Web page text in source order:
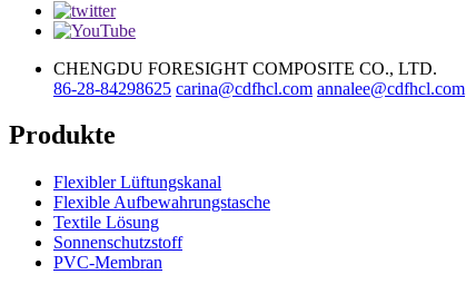
CHENGDU FORESIGHT COMPOSITE CO., LTD.
86-28-84298625 carina@cdfhcl.com annalee@cdfhcl.com
Produkte
Flexibler Lüftungskanal
Flexible Aufbewahrungstasche
Textile Lösung
Sonnenschutzstoff
PVC-Membran